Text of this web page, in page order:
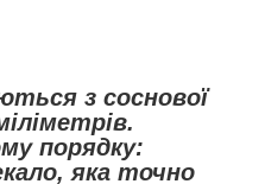
з соснової
порядку:
яка точно